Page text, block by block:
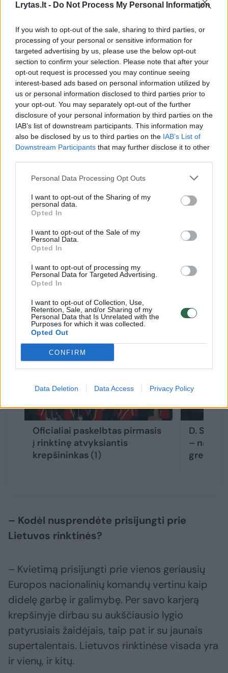
Lrytas.lt - Do Not Process My Personal Information
If you wish to opt-out of the sale, sharing to third parties, or
processing of your personal or sensitive information for
targeted advertising by us, please use the below opt-out
section to confirm your selection. Please note that after your
opt-out request is processed you may continue seeing
interest-based ads based on personal information utilized by
us or personal information disclosed to third parties prior to
your opt-out. You may separately opt-out of the further
disclosure of your personal information by third parties on the
IAB’s list of downstream participants. This information may
also be disclosed by us to third parties on the IAB’s List of
Downstream Participants that may further disclose it to other
Personal Data Processing Opt Outs
I want to opt-out of the Sharing of my
personal data.
Opted In
I want to opt-out of the Sale of my
Personal Data.
Opted In
I want to opt-out of processing my
Personal Data for Targeted Advertising.
Opted In
I want to opt-out of Collection, Use,
Retention, Sale, and/or Sharing of my
Personal Data that Is Unrelated with the
Purposes for which it was collected.
Opted Out
CONFIRM
Data Deletion Data Access Privacy Policy
B. Petersonas krepšinyje praleido ne vieną
dešimtmetį. Per tą laiką jis įgijo
įvairiapusiškos patirties – tiek kaip
vyriausiasis treneris, tiek kaip asistentas, tiek
kaip individualių įgūdžių ugdymo
specialistas. Dirbdamas „Dallas Mavericks“,
„Orlando Magic“ ir „Milwaukee Bucks“
klubuose, jis treniravo Dirką Nowitzkį, Steve‘ą
Nashą bei kitus NBA MVP kalibro žaidėjus. Jo
treniruojamoje universiteto ekipoje kadaise
tobulėjo ir legendinis Paštininkas – Karlas
Malone – vienas garsiausių visų laikų NBA
veidų.
Turi B. Petersonas ir darbo Europos klubuose
patirties, o prisidėjimas prie Lietuvos
Susiję straipsniai
Oficialiai paskelbtas pirmasis
į rinktinę atvyksiantis
krepšininkas (1)
D.
–
gresia
– Kodėl nusprendėte prisijungti prie
Lietuvos rinktinės?
– Kvietimą prisijungti prie vienos geriausių
Europos nacionalinių komandų vertinu kaip
didelę garbę ir galimybę. Per savo karjerą
krepšinyje dirbau su aukščiausio lygio
patyrusiais žaidėjais, taip pat ir su jaunais
supertalentais. Lietuvos rinktinėse visada yra
ir vienų, ir kitų.